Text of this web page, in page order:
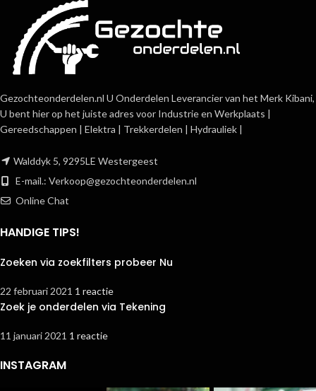
Gezochteonderdelen.nl U Onderdelen Leverancier van het Merk Kibani,
U bent hier op het juiste adres voor Industrie en Werkplaats |
Gereedschappen | Elektra | Trekkerdelen | Hydrauliek |
Walddyk 5, 9295LE Westergeest
E-mail.: Verkoop@gezochteonderdelen.nl
Online Chat
HANDIGE TIPS!
Zoeken via zoekfilters probeer Nu
22 februari 2021 1 reactie
Zoek je onderdelen via Tekening
11 januari 2021 1 reactie
INSTAGRAM